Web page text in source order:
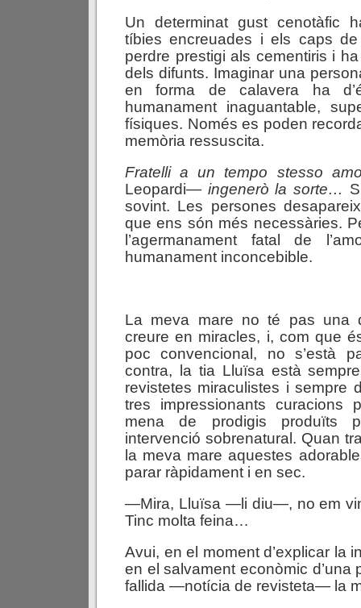
Un determinat gust cenotàfic
tíbies encreuades i els caps
perdre prestigi als cementiris i
dels difunts. Imaginar una
en forma de calavera ha
humanament inaguantable,
físiques. Només es poden
memòria ressuscita.
Fratelli a un tempo stesso
Leopardi— ingenerò la sorte…
sovint. Les persones
que ens són més necessàries.
l’agermanament fatal de
humanament inconcebible.
La meva mare no té pas una
creure en miracles, i, com que
poc convencional, no s’està
contra, la tia Lluïsa està
revistetes miraculistes i sempre
tres impressionants curacions
mena de prodigis produïts
intervenció sobrenatural. Quan
la meva mare aquestes
parar ràpidament i en sec.
—Mira, Lluïsa —li diu—, no em
Tinc molta feina…
Avui, en el moment d’explicar la
en el salvament econòmic d’una
fallida —notícia de revisteta— la